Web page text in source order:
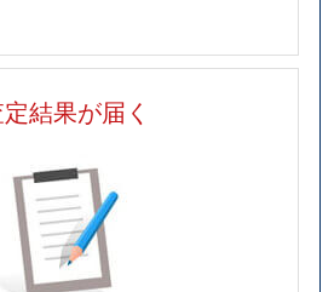
結果が届く